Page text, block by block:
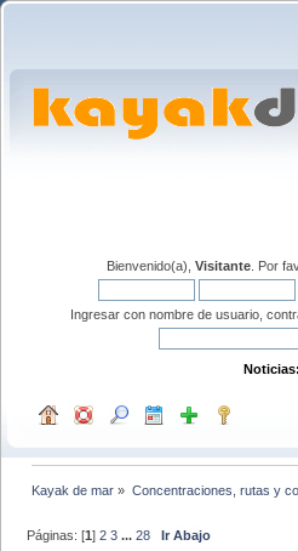
Bienvenido(a), Visitante. Por
Ingresar con nombre de usuario,
Noticias:
Kayak de mar » Concentraciones, rutas y
Páginas: [1]2 3 ...28 Ir Abajo